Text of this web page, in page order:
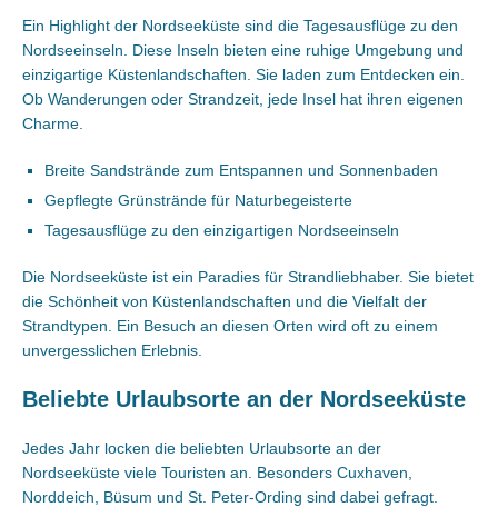
Ein Highlight der Nordseeküste sind die Tagesausflüge zu den
Nordseeinseln. Diese Inseln bieten eine ruhige Umgebung und
einzigartige Küstenlandschaften. Sie laden zum Entdecken ein.
Ob Wanderungen oder Strandzeit, jede Insel hat ihren eigenen
Charme.
Breite Sandstrände zum Entspannen und Sonnenbaden
Gepflegte Grünstrände für Naturbegeisterte
Tagesausflüge zu den einzigartigen Nordseeinseln
Die Nordseeküste ist ein Paradies für Strandliebhaber. Sie bietet
die Schönheit von Küstenlandschaften und die Vielfalt der
Strandtypen. Ein Besuch an diesen Orten wird oft zu einem
unvergesslichen Erlebnis.
Beliebte Urlaubsorte an der Nordseeküste
Jedes Jahr locken die beliebten Urlaubsorte an der
Nordseeküste viele Touristen an. Besonders Cuxhaven,
Norddeich, Büsum und St. Peter-Ording sind dabei gefragt.